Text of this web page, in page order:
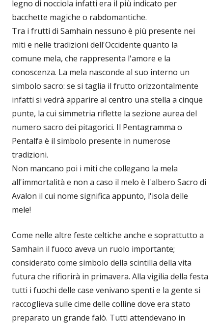
legno di nocciola infatti era il più indicato per
bacchette magiche o rabdomantiche.
Tra i frutti di Samhain nessuno è più presente nei
miti e nelle tradizioni dell'Occidente quanto la
comune mela, che rappresenta l'amore e la
conoscenza. La mela nasconde al suo interno un
simbolo sacro: se si taglia il frutto orizzontalmente
infatti si vedrà apparire al centro una stella a cinque
punte, la cui simmetria riflette la sezione aurea del
numero sacro dei pitagorici. Il Pentagramma o
Pentalfa è il simbolo presente in numerose
tradizioni.
Non mancano poi i miti che collegano la mela
all'immortalità e non a caso il melo è l'albero Sacro di
Avalon il cui nome significa appunto, l'isola delle
mele!
Come nelle altre feste celtiche anche e soprattutto a
Samhain il fuoco aveva un ruolo importante;
considerato come simbolo della scintilla della vita
futura che rifiorirà in primavera. Alla vigilia della festa
tutti i fuochi delle case venivano spenti e la gente si
raccoglieva sulle cime delle colline dove era stato
preparato un grande falò. Tutti attendevano in